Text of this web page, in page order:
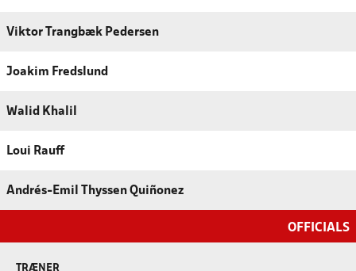
Viktor Trangbæk Pedersen
Joakim Fredslund
Walid Khalil
Loui Rauff
Andrés-Emil Thyssen Quiñonez
OFFICIALS
TRÆNER